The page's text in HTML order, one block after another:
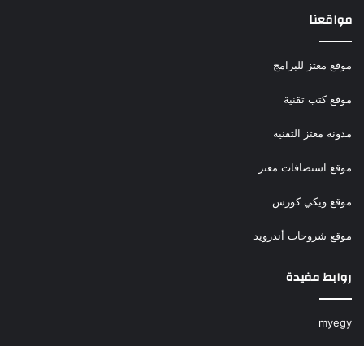
مواقعنا
موقع معتز للبرامج
موقع كتب تقنية
مدونة معتز التقنية
موقع استضافات معتز
موقع ويكي كورس
موقع شروحات أندرويد
روابط مفيدة
myegy